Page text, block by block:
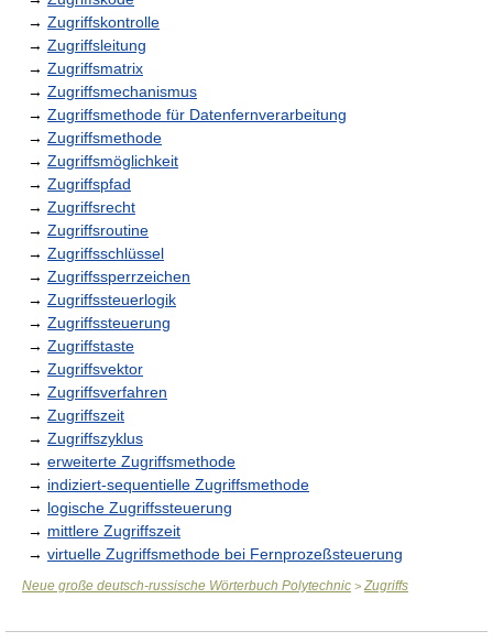
→ Zugriffskontrolle
→ Zugriffsleitung
→ Zugriffsmatrix
→ Zugriffsmechanismus
→ Zugriffsmethode für Datenfernverarbeitung
→ Zugriffsmethode
→ Zugriffsmöglichkeit
→ Zugriffspfad
→ Zugriffsrecht
→ Zugriffsroutine
→ Zugriffsschlüssel
→ Zugriffssperrzeichen
→ Zugriffssteuerlogik
→ Zugriffssteuerung
→ Zugriffstaste
→ Zugriffsvektor
→ Zugriffsverfahren
→ Zugriffszeit
→ Zugriffszyklus
→ erweiterte Zugriffsmethode
→ indiziert-sequentielle Zugriffsmethode
→ logische Zugriffssteuerung
→ mittlere Zugriffszeit
→ virtuelle Zugriffsmethode bei Fernprozeßsteuerung
Neue große deutsch-russische Wörterbuch Polytechnic > Zugriffs